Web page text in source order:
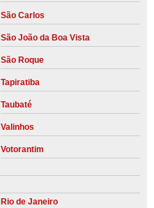
São Carlos
São João da Boa Vista
São Roque
Tapiratiba
Taubaté
Valinhos
Votorantim
Rio de Janeiro